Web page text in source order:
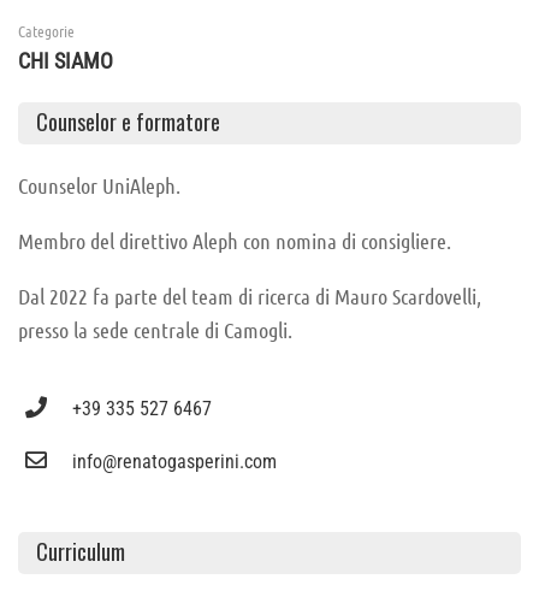
Categorie
CHI SIAMO
Counselor e formatore
Counselor UniAleph.
Membro del direttivo Aleph con nomina di consigliere.
Dal 2022 fa parte del team di ricerca di Mauro Scardovelli,
presso la sede centrale di Camogli.
+39 335 527 6467
info@renatogasperini.com
Curriculum